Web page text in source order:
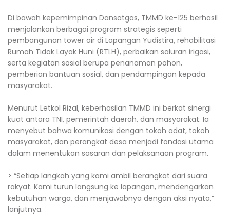
Di bawah kepemimpinan Dansatgas, TMMD ke-125 berhasil
menjalankan berbagai program strategis seperti
pembangunan tower air di Lapangan Yudistira, rehabilitasi
Rumah Tidak Layak Huni (RTLH), perbaikan saluran irigasi,
serta kegiatan sosial berupa penanaman pohon,
pemberian bantuan sosial, dan pendampingan kepada
masyarakat.
Menurut Letkol Rizal, keberhasilan TMMD ini berkat sinergi
kuat antara TNI, pemerintah daerah, dan masyarakat. Ia
menyebut bahwa komunikasi dengan tokoh adat, tokoh
masyarakat, dan perangkat desa menjadi fondasi utama
dalam menentukan sasaran dan pelaksanaan program.
> “Setiap langkah yang kami ambil berangkat dari suara
rakyat. Kami turun langsung ke lapangan, mendengarkan
kebutuhan warga, dan menjawabnya dengan aksi nyata,”
lanjutnya.